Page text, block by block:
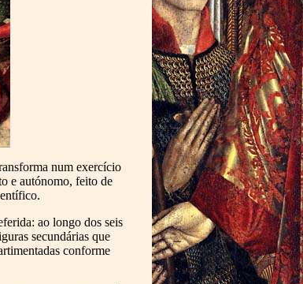
num exercício
e autónomo, feito de
ao longo dos seis
secundárias que
conforme